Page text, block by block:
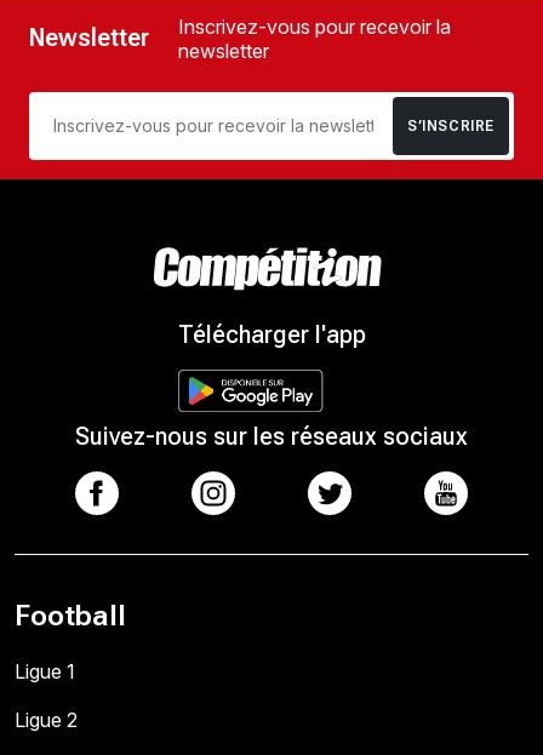
Newsletter
Inscrivez-vous pour recevoir la
newsletter
S’INSCRIRE
Télécharger l'app
Suivez-nous sur les réseaux sociaux
Football
Ligue 1
Ligue 2